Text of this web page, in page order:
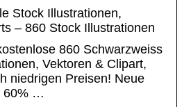
Stock Illustrationen,
– 860 Stock Illustrationen
860 Schwarzweiss
Vektoren & Clipart,
niedrigen Preisen! Neue
60% …